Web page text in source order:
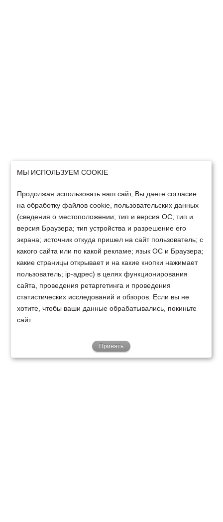
МЫ ИСПОЛЬЗУЕМ COOKIE
Продолжая использовать наш сайт, Вы даете согласие
на обработку файлов cookie, пользовательских данных
(сведения о местоположении; тип и версия ОС; тип и
версия Браузера; тип устройства и разрешение его
экрана; источник откуда пришел на сайт пользователь; с
какого сайта или по какой рекламе; язык ОС и Браузера;
какие страницы открывает и на какие кнопки нажимает
пользователь; ip-адрес) в целях функционирования
сайта, проведения ретаргетинга и проведения
статистических исследований и обзоров. Если вы не
хотите, чтобы ваши данные обрабатывались, покиньте
сайт.
Принять